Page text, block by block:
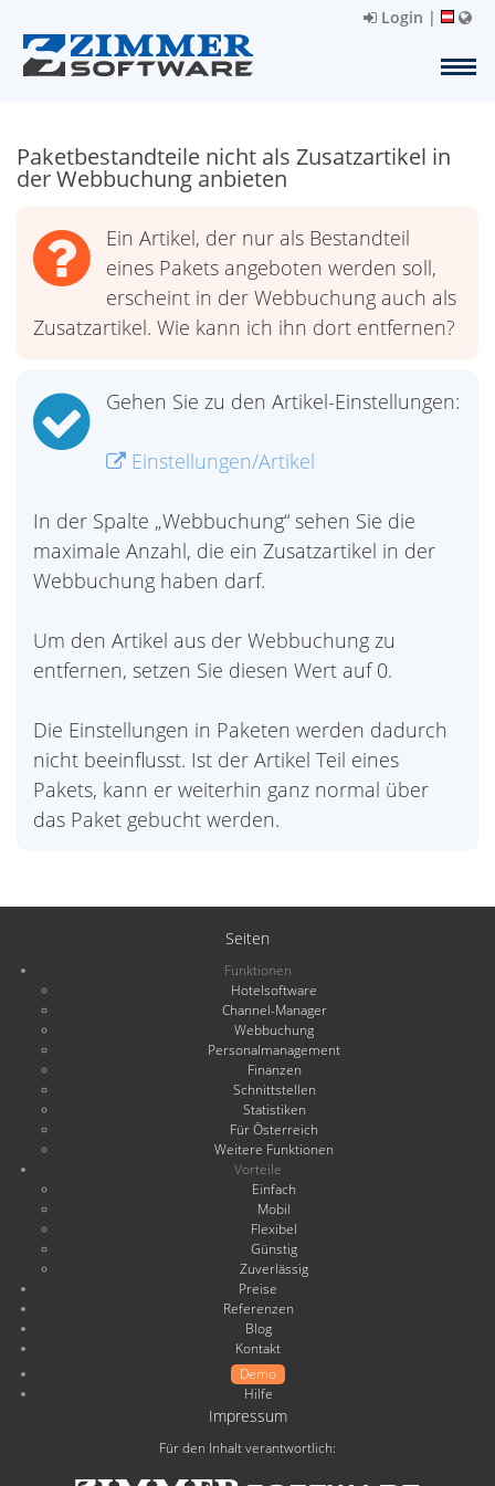
Login |
Paketbestandteile nicht als Zusatzartikel in
der Webbuchung anbieten
Ein Artikel, der nur als Bestandteil
eines Pakets angeboten werden soll,
erscheint in der Webbuchung auch als
Zusatzartikel. Wie kann ich ihn dort entfernen?
Gehen Sie zu den Artikel-Einstellungen:
Einstellungen/Artikel
In der Spalte „Webbuchung“ sehen Sie die
maximale Anzahl, die ein Zusatzartikel in der
Webbuchung haben darf.
Um den Artikel aus der Webbuchung zu
entfernen, setzen Sie diesen Wert auf 0.
Die Einstellungen in Paketen werden dadurch
nicht beeinflusst. Ist der Artikel Teil eines
Pakets, kann er weiterhin ganz normal über
das Paket gebucht werden.
Seiten
Funktionen
Hotelsoftware
Channel-Manager
Webbuchung
Personalmanagement
Finanzen
Schnittstellen
Statistiken
Für Österreich
Weitere Funktionen
Vorteile
Einfach
Mobil
Flexibel
Günstig
Zuverlässig
Preise
Referenzen
Blog
Kontakt
Demo
Hilfe
Impressum
Für den Inhalt verantwortlich: